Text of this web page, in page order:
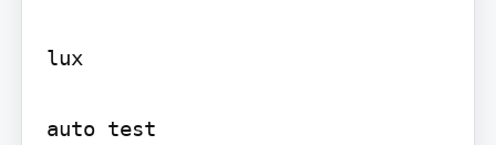
lux
auto test